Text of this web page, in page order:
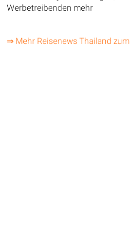
Werbetreibenden mehr
⇒ Mehr Reisenews Thailand